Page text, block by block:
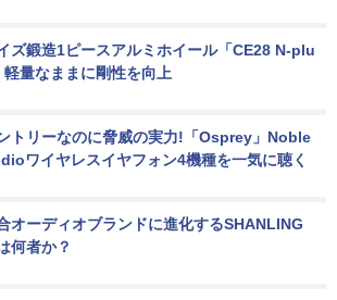
ズ鍛造1ピースアルミホイール「CE28 N-plu
軽量なままに剛性を向上
トリーなのに脅威の実力!「Osprey」Noble
ワイヤレスイヤフォン4機種を一気に聴く
オーディオブランドに進化するSHANLING
何者か？